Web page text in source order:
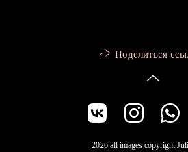
Поделиться
2026 all images copyright